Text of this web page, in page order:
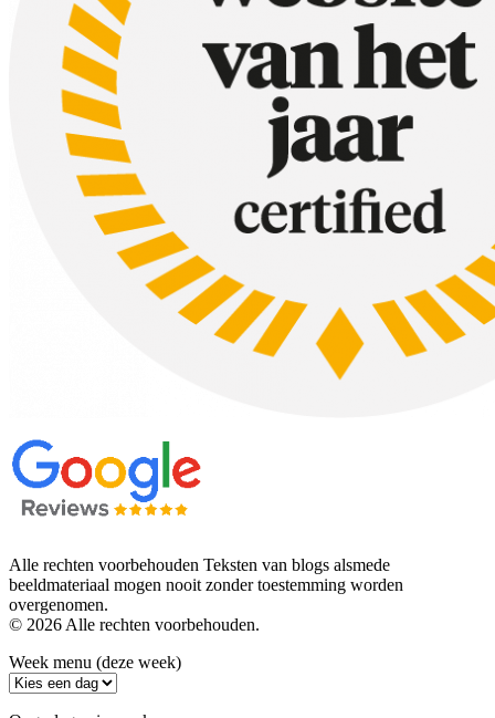
Alle rechten voorbehouden Teksten van blogs alsmede
beeldmateriaal mogen nooit zonder toestemming worden
overgenomen.
© 2026 Alle rechten voorbehouden.
Week menu (deze week)